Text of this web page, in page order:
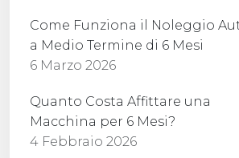
Come Funziona il Noleggio
a Medio Termine di 6 Mesi
6 Marzo 2026
Quanto Costa Affittare una
Macchina per 6 Mesi?
4 Febbraio 2026